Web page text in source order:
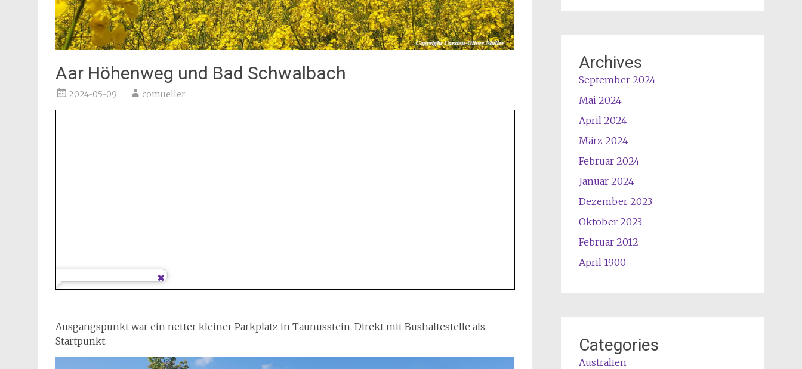
Aar Höhenweg und Bad Schwalbach
2024-05-09 comueller
Ausgangspunkt war ein netter kleiner Parkplatz in Taunusstein. Direkt mit Bushaltestelle als
Startpunkt.
Archives
September 2024
Mai 2024
April 2024
März 2024
Februar 2024
Januar 2024
Dezember 2023
Oktober 2023
Februar 2012
April 1900
Categories
Australien